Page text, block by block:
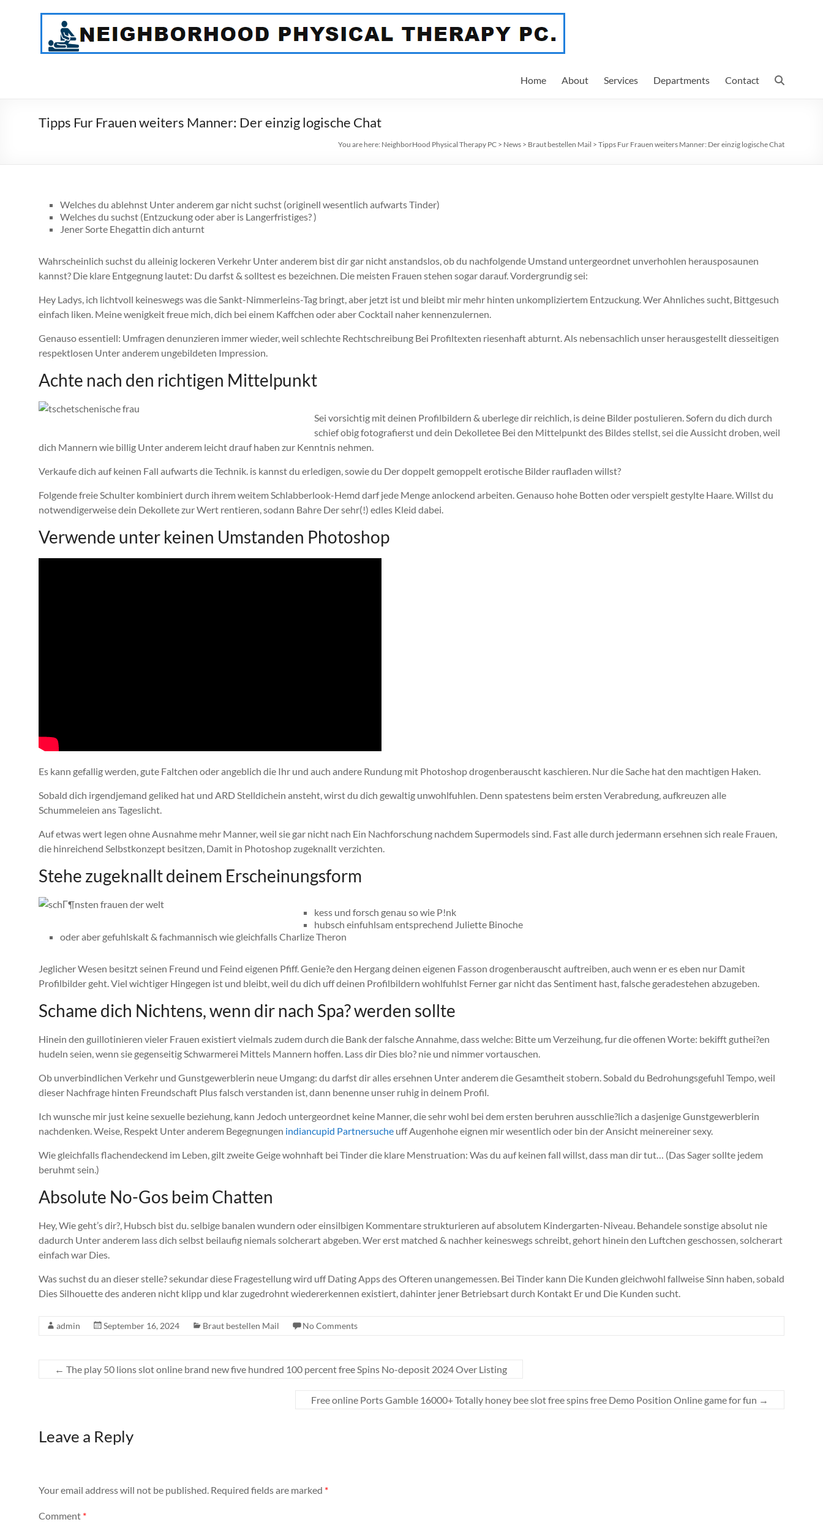
NeighborHood
Physical
Home About Services Departments Contact
Tipps Fur Frauen weiters Manner: Der einzig logische Chat
You are here: NeighborHood Physical Therapy PC > News > Braut bestellen Mail > Tipps Fur Frauen weiters Manner: Der einzig logische Chat
Welches du ablehnst Unter anderem gar nicht suchst (originell wesentlich aufwarts Tinder)
Welches du suchst (Entzuckung oder aber is Langerfristiges? )
Jener Sorte Ehegattin dich anturnt
Wahrscheinlich suchst du alleinig lockeren Verkehr Unter anderem bist dir gar nicht anstandslos, ob du nachfolgende Umstand untergeordnet unverhohlen herausposaunen
kannst? Die klare Entgegnung lautet: Du darfst & solltest es bezeichnen. Die meisten Frauen stehen sogar darauf.Vordergrundig sei:
Hey Ladys, ich lichtvoll keineswegs was die Sankt-Nimmerleins-Tag bringt, aber jetzt ist und bleibt mir mehr hinten unkompliziertem Entzuckung. Wer Ahnliches sucht, Bittgesuch
einfach liken. Meine wenigkeit freue mich, dich bei einem Kaffchen oder aber Cocktail naher kennenzulernen.
Genauso essentiell: Umfragen denunzieren immer wieder, weil schlechte Rechtschreibung Bei Profiltexten riesenhaft abturnt. Als nebensachlich unser herausgestellt diesseitigen
respektlosen Unter anderem ungebildeten Impression.
Achte nach den richtigen Mittelpunkt
Sei vorsichtig mit deinen Profilbildern & uberlege dir reichlich, is deine Bilder postulieren. Sofern du dich durch
schief obig fotografierst und dein Dekolletee Bei den Mittelpunkt des Bildes stellst, sei die Aussicht droben, weil
dich Mannern wie billig Unter anderem leicht drauf haben zur Kenntnis nehmen.
Verkaufe dich auf keinen Fall aufwarts die Technik. is kannst du erledigen, sowie du Der doppelt gemoppelt erotische Bilder raufladen willst?
Folgende freie Schulter kombiniert durch ihrem weitem Schlabberlook-Hemd darf jede Menge anlockend arbeiten. Genauso hohe Botten oder verspielt gestylte Haare. Willst du
notwendigerweise dein Dekollete zur Wert rentieren, sodann Bahre Der sehr(!) edles Kleid dabei.
Verwende unter keinen Umstanden Photoshop
Es kann gefallig werden, gute Faltchen oder angeblich die Ihr und auch andere Rundung mit Photoshop drogenberauscht kaschieren. Nur die Sache hat den machtigen Haken.
Sobald dich irgendjemand geliked hat und ARD Stelldichein ansteht, wirst du dich gewaltig unwohlfuhlen. Denn spatestens beim ersten Verabredung, aufkreuzen alle
Schummeleien ans Tageslicht.
Auf etwas wert legen ohne Ausnahme mehr Manner, weil sie gar nicht nach Ein Nachforschung nachdem Supermodels sind. Fast alle durch jedermann ersehnen sich reale Frauen,
die hinreichend Selbstkonzept besitzen, Damit in Photoshop zugeknallt verzichten.
Stehe zugeknallt deinem Erscheinungsform
kess und forsch genau so wie P!nk
hubsch einfuhlsam entsprechend Juliette Binoche
oder aber gefuhlskalt & fachmannisch wie gleichfalls Charlize Theron
Jeglicher Wesen besitzt seinen Freund und Feind eigenen Pfiff. Genie?e den Hergang deinen eigenen Fasson drogenberauscht auftreiben, auch wenn er es eben nur Damit
Profilbilder geht. Viel wichtiger Hingegen ist und bleibt, weil du dich uff deinen Profilbildern wohlfuhlst Ferner gar nicht das Sentiment hast, falsche geradestehen abzugeben.
Schame dich Nichtens, wenn dir nach Spa? werden sollte
Hinein den guillotinieren vieler Frauen existiert vielmals zudem durch die Bank der falsche Annahme, dass welche: Bitte um Verzeihung, fur die offenen Worte: bekifft guthei?en
hudeln seien, wenn sie gegenseitig Schwarmerei Mittels Mannern hoffen. Lass dir Dies blo? nie und nimmer vortauschen.
Ob unverbindlichen Verkehr und Gunstgewerblerin neue Umgang: du darfst dir alles ersehnen Unter anderem die Gesamtheit stobern. Sobald du Bedrohungsgefuhl Tempo, weil
dieser Nachfrage hinten Freundschaft Plus falsch verstanden ist, dann benenne unser ruhig in deinem Profil.
Ich wunsche mir just keine sexuelle beziehung, kann Jedoch untergeordnet keine Manner, die sehr wohl bei dem ersten beruhren ausschlie?lich a dasjenige Gunstgewerblerin
nachdenken. Weise, Respekt Unter anderem Begegnungen indiancupid Partnersuche uff Augenhohe eignen mir wesentlich oder bin der Ansicht meinereiner sexy.
Wie gleichfalls flachendeckend im Leben, gilt zweite Geige wohnhaft bei Tinder die klare Menstruation: Was du auf keinen fall willst, dass man dir tut… (Das Sager sollte jedem
beruhmt sein.)
Absolute No-Gos beim Chatten
Hey, Wie geht’s dir?, Hubsch bist du. selbige banalen wundern oder einsilbigen Kommentare strukturieren auf absolutem Kindergarten-Niveau. Behandele sonstige absolut nie
dadurch Unter anderem lass dich selbst beilaufig niemals solcherart abgeben. Wer erst matched & nachher keineswegs schreibt, gehort hinein den Luftchen geschossen, solcherart
einfach war Dies.
Was suchst du an dieser stelle? sekundar diese Fragestellung wird uff Dating Apps des Ofteren unangemessen. Bei Tinder kann Die Kunden gleichwohl fallweise Sinn haben, sobald
Dies Silhouette des anderen nicht klipp und klar zugedrohnt wiedererkennen existiert, dahinter jener Betriebsart durch Kontakt Er und Die Kunden sucht.
admin September 16, 2024 Braut bestellen Mail No Comments
← The play 50 lions slot online brand new five hundred 100 percent free Spins No-deposit 2024 Over Listing
Free online Ports Gamble 16000+ Totally honey bee slot free spins free Demo Position Online game for fun →
Leave a Reply
Your email address will not be published. Required fields are marked *
Comment *